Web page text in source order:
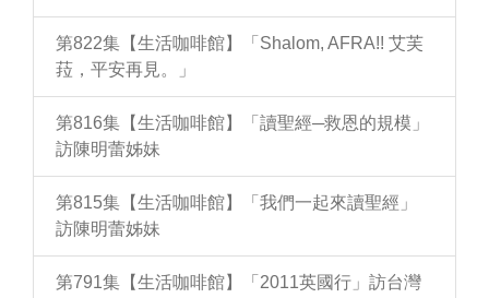
第822集【生活咖啡館】「Shalom, AFRA!! 艾芙
菈，平安再見。」
第816集【生活咖啡館】「讀聖經─救恩的規模」
訪陳明蕾姊妹
第815集【生活咖啡館】「我們一起來讀聖經」
訪陳明蕾姊妹
第791集【生活咖啡館】「2011英國行」訪台灣